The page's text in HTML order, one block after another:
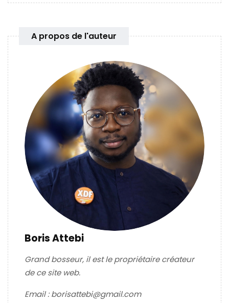
A propos de l'auteur
Boris Attebi
Grand bosseur, il est le propriétaire créateur
de ce site web.
Email : borisattebi@gmail.com